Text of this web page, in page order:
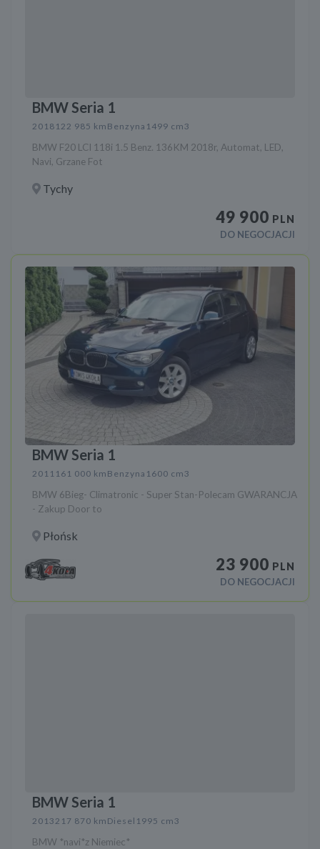
BMW Seria 1
2018 122 985 km Benzyna 1499 cm3
BMW F20 LCI 118i 1.5 Benz. 136KM 2018r, Automat, LED,
Navi, Grzane Fot
Tychy
49 900 PLN
DO NEGOCJACJI
BMW Seria 1
2011 161 000 km Benzyna 1600 cm3
BMW 6Bieg- Climatronic - Super Stan-Polecam GWARANCJA
- Zakup Door to
Płońsk
23 900 PLN
DO NEGOCJACJI
BMW Seria 1
2013217 870 km Diesel 1995 cm3
BMW *navi*z Niemiec*